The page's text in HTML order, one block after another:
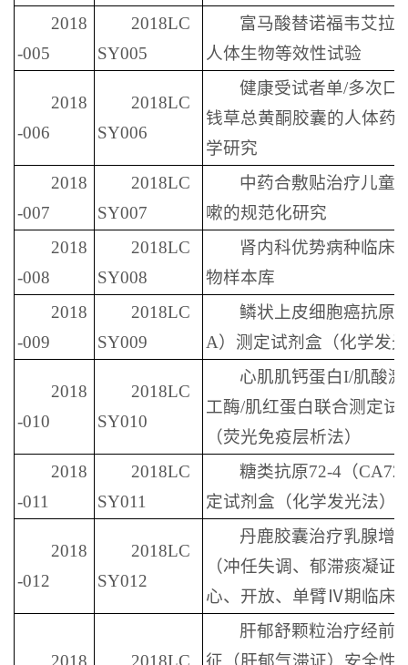
2018
-005
2018LC
SY005
富马酸替诺福韦艾拉
人体生物等效性试验
2018
-006
2018LC
SY006
健康受试者单/多次口
钱草总黄酮胶囊的人体药
学研究
2018
-007
2018LC
SY007
中药合敷贴治疗儿童
嗽的规范化研究
2018
-008
2018LC
SY008
肾内科优势病种临床
物样本库
2018
-009
2018LC
SY009
鳞状上皮细胞癌抗原
A）测定试剂盒（化学发
2018
-010
2018LC
SY010
心肌肌钙蛋白I/肌酸
工酶/肌红蛋白联合测定试
（荧光免疫层析法）
2018
-011
2018LC
SY011
糖类抗原72-4（
定试剂盒（化学发光法）
2018
-012
2018LC
SY012
丹鹿胶囊治疗乳腺增
（冲任失调、郁滞痰凝证
心、开放、单臂Ⅳ期临床
2018 2018LC
肝郁舒颗粒治疗经前
征（肝郁气滞证）安全性